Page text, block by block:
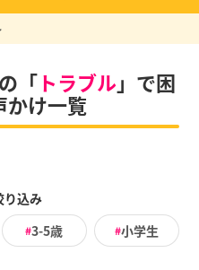
「トラブル」で困
かけ一覧
り込み
#3-5歳 #小学生